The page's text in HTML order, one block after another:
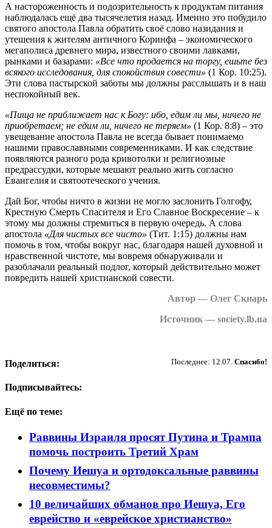
А настороженность и подозрительность к продуктам питания
наблюдалась ещё два тысячелетия назад. Именно это побудило
святого апостола Павла обратить своё слово назидания и
утешения к жителям античного Коринфа – экономического
мегаполиса древнего мира, известного своими лавками,
рынками и базарами: «Все что продается на торгу, ешьте без
всякого исследования, для спокойствия совести» (1 Кор. 10:25).
Эти слова пастырской заботы мы должны расслышать и в наш
неспокойный век.
«Пища не приближает нас к Богу: ибо, едим ли мы, ничего не
приобретаем; не едим ли, ничего не теряем» (1 Кор. 8:8) – это
увещевание апостола Павла не всегда бывает понимаемо
нашими православными современниками. И как следствие
появляются разного рода кривотолки и религиозные
предрассудки, которые мешают реально жить согласно
Евангелия и святоотеческого учения.
Дай Бог, чтобы ничто в жизни не могло заслонить Голгофу,
Крестную Смерть Спасителя и Его Славное Воскресение – к
этому мы должны стремиться в первую очередь. А слова
апостола «Для чистых все чисто» (Тит. 1:15) должны нам
помочь в том, чтобы вокруг нас, благодаря нашей духовной и
нравственной чистоте, мы вовремя обнаруживали и
разоблачали реальный подлог, который действительно может
повредить нашей христианской совести.
Автор — Олег Скнарь
Источник — society.lb.ua
Последнее: 12.07. Спасибо!
Поделиться:
Подписывайтесь:
Ещё по теме:
Раввины Израиля просят Путина и Трампа
помочь построить Третий Храм
Почему Иешуа и ортодоксальные раввины
несовместимы?
10 величайших обманов про Иешуа, Его
еврейство и «еврейское христианство»